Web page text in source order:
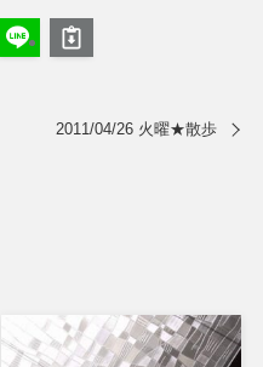
2011/04/26 火曜★散歩